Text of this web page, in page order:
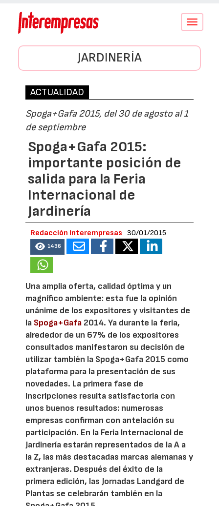
Conmutar
JARDINERÍA
ACTUALIDAD
Spoga+Gafa 2015, del 30 de agosto al 1
de septiembre
Spoga+Gafa 2015:
importante posición de
salida para la Feria
Internacional de
Jardinería
Redacción Interempresas 30/01/2015
1436
Una amplia oferta, calidad óptima y un
magnífico ambiente: esta fue la opinión
unánime de los expositores y visitantes de
la Spoga+Gafa 2014. Ya durante la feria,
alrededor de un 67% de los expositores
consultados manifestaron su decisión de
utilizar también la Spoga+Gafa 2015 como
plataforma para la presentación de sus
novedades. La primera fase de
inscripciones resulta satisfactoria con
unos buenos resultados: numerosas
empresas confirman con antelación su
participación. En la Feria Internacional de
Jardinería estarán representados de la A a
la Z, las más destacadas marcas alemanas y
extranjeras. Después del éxito de la
primera edición, las Jornadas Landgard de
Plantas se celebrarán también en la